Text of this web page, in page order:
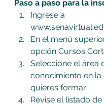
Paso a paso para la
Ingrese a
En el menú
opción Cursos
Seleccione el área
conocimiento en la
quieres formar.
Revise el listado